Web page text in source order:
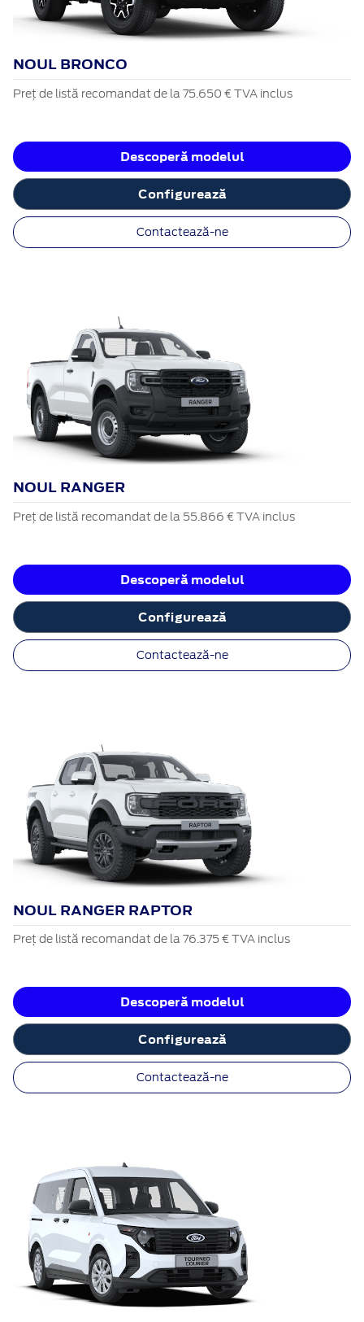
NOUL BRONCO
Preț de listă recomandat de la 75.650 € TVA inclus
Descoperă modelul
Configurează
Contactează-ne
NOUL RANGER
Preț de listă recomandat de la 55.866 € TVA inclus
Descoperă modelul
Configurează
Contactează-ne
NOUL RANGER RAPTOR
Preț de listă recomandat de la 76.375 € TVA inclus
Descoperă modelul
Configurează
Contactează-ne